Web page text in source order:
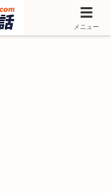
アトラクションなどユニ
す
メニュー